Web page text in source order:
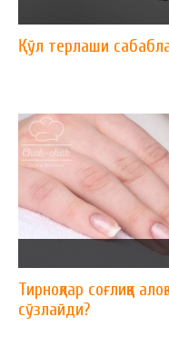
Қўл терлаши
Тирноқлар соғлиққа
сўзлайди?